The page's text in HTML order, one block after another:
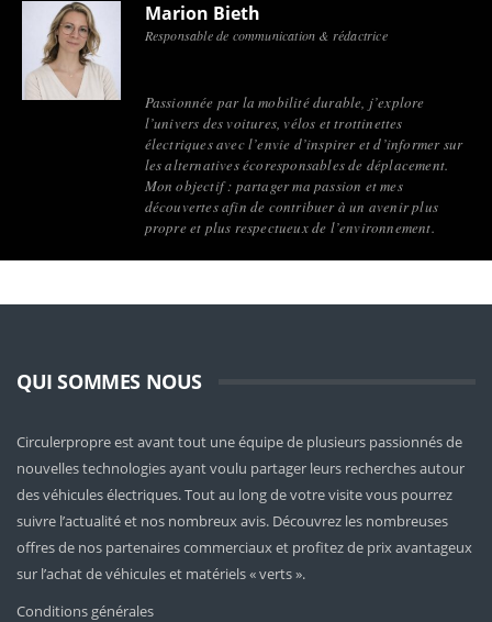
Marion Bieth
Responsable de communication & rédactrice
Passionnée par la mobilité durable, j’explore
l’univers des voitures, vélos et trottinettes
électriques avec l’envie d’inspirer et d’informer sur
les alternatives écoresponsables de déplacement.
Mon objectif : partager ma passion et mes
découvertes afin de contribuer à un avenir plus
propre et plus respectueux de l’environnement.
QUI SOMMES NOUS
Circulerpropre est avant tout une équipe de plusieurs passionnés de
nouvelles technologies ayant voulu partager leurs recherches autour
des véhicules électriques. Tout au long de votre visite vous pourrez
suivre l’actualité et nos nombreux avis. Découvrez les nombreuses
offres de nos partenaires commerciaux et profitez de prix avantageux
sur l’achat de véhicules et matériels « verts ».
Conditions générales